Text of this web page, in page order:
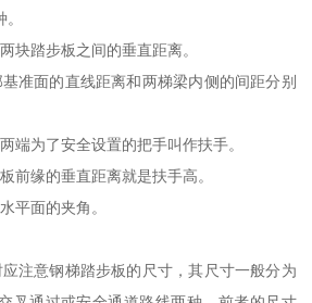
块踏步板之间的垂直距离。
准面的直线距离和两梯梁内侧的间距分别
端为了安全设置的把手叫作扶手。
前缘的垂直距离就是扶手高。
平面的夹角。
注意钢梯踏步板的尺寸，其尺寸一般分为